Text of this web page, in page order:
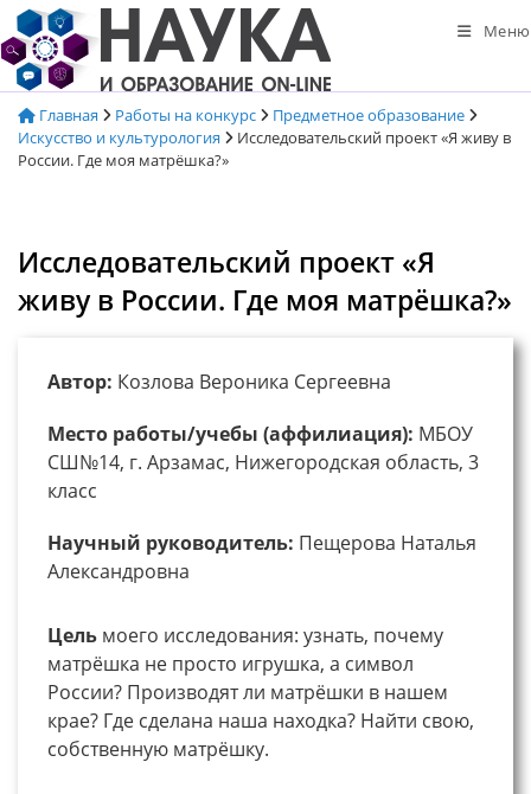
Перейти
к
содержимому
Меню
Главная Работы на конкурс
Предметное образование
Искусство и культурология
Исследовательский проект «Я живу в
России. Где моя матрёшка?»
Исследовательский проект «Я
живу в России. Где моя матрёшка?»
Автор: Козлова Вероника Сергеевна
Место работы/учебы (аффилиация): МБОУ
СШ№14, г. Арзамас, Нижегородская область, 3
класс
Научный руководитель: Пещерова Наталья
Александровна
Цель моего исследования: узнать, почему
матрёшка не просто игрушка, а символ
России? Производят ли матрёшки в нашем
крае? Где сделана наша находка? Найти свою,
собственную матрёшку.